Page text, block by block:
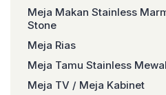
Meja Makan Stainless
Stone
Meja Rias
Meja Tamu Stainless
Meja TV / Meja Kabinet